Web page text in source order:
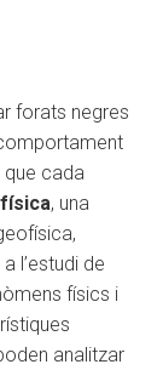
forats negres
que cada
, una
l’estudi de
físics i
analitzar